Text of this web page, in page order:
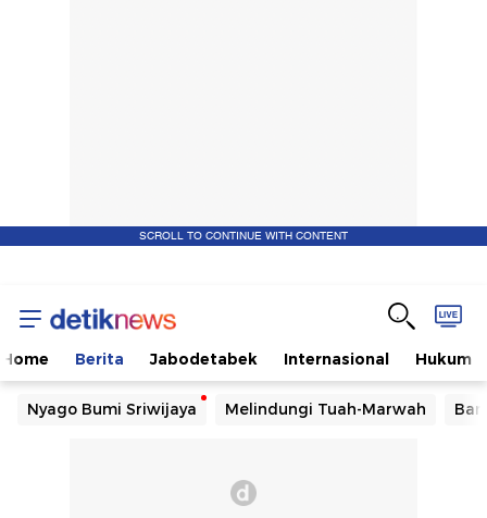
SCROLL TO CONTINUE WITH CONTENT
Home Berita Jabodetabek Internasional Hukum
Nyago Bumi Sriwijaya Melindungi Tuah-Marwah